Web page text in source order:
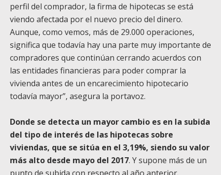
perfil del comprador, la firma de hipotecas se está
viendo afectada por el nuevo precio del dinero.
Aunque, como vemos, más de 29.000 operaciones,
significa que todavía hay una parte muy importante de
compradores que continúan cerrando acuerdos con
las entidades financieras para poder comprar la
vivienda antes de un encarecimiento hipotecario
todavía mayor”, asegura la portavoz.
Donde se detecta un mayor cambio es en la subida
del tipo de interés de las hipotecas sobre
viviendas, que se sitúa en el 3,19%, siendo su valor
más alto desde mayo del 2017. Y supone más de un